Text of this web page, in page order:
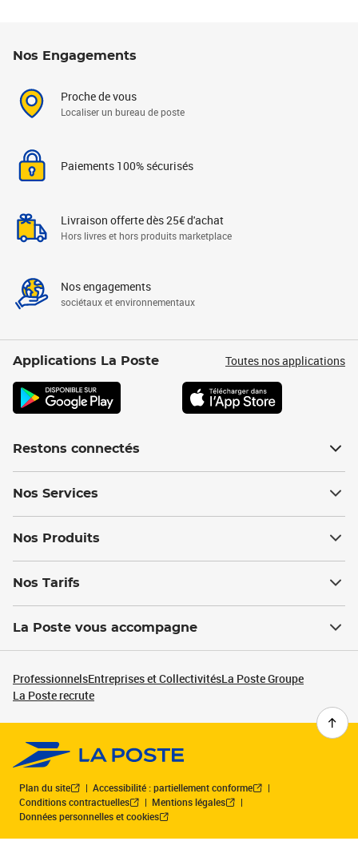
Nos Engagements
Proche de vous
Localiser un bureau de poste
Paiements 100% sécurisés
Livraison offerte dès 25€ d'achat
Hors livres et hors produits marketplace
Nos engagements
sociétaux et environnementaux
Applications La Poste Toutes nos applications
Restons connectés
Nos Services
Nos Produits
Nos Tarifs
La Poste vous accompagne
ProfessionnelsEntreprises et CollectivitésLa Poste Groupe
La Poste recrute
Plan du site
Accessibilité : partiellement conforme
Conditions contractuelles
Mentions légales
Données personnelles et cookies